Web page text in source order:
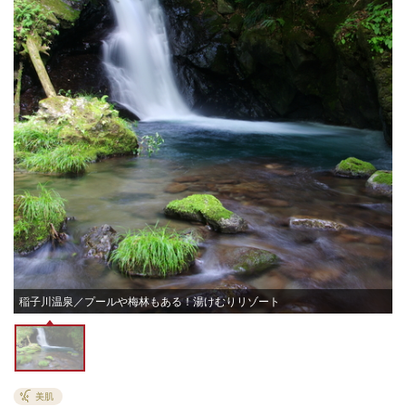
稲子川温泉／プールや梅林もある！湯けむりリゾート
美肌